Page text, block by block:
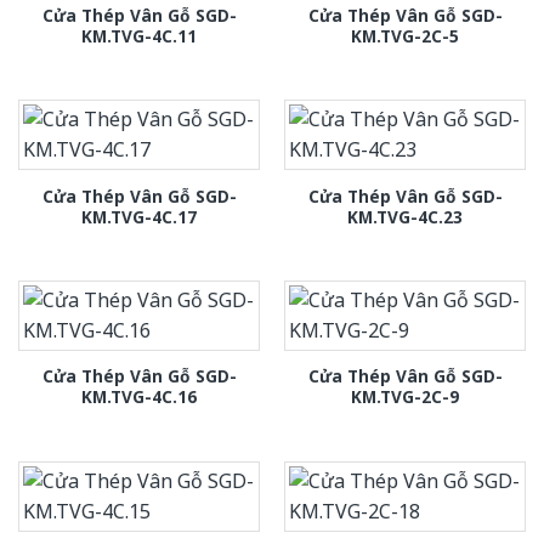
Cửa Thép Vân Gỗ SGD-
KM.TVG-4C.11
Cửa Thép Vân Gỗ SGD-
KM.TVG-2C-5
Cửa Thép Vân Gỗ SGD-
KM.TVG-4C.17
Cửa Thép Vân Gỗ SGD-
KM.TVG-4C.23
Cửa Thép Vân Gỗ SGD-
KM.TVG-4C.16
Cửa Thép Vân Gỗ SGD-
KM.TVG-2C-9